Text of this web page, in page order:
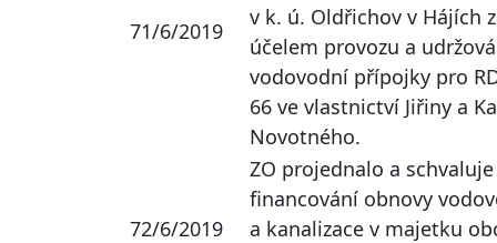
71/6/2019
v k. ú. Oldřichov v Hájích
účelem provozu a
vodovodní přípojky pro
66 ve vlastnictví Jiřiny a
Novotného.
72/6/2019
ZO projednalo a
financování obnovy
a kanalizace v majetku